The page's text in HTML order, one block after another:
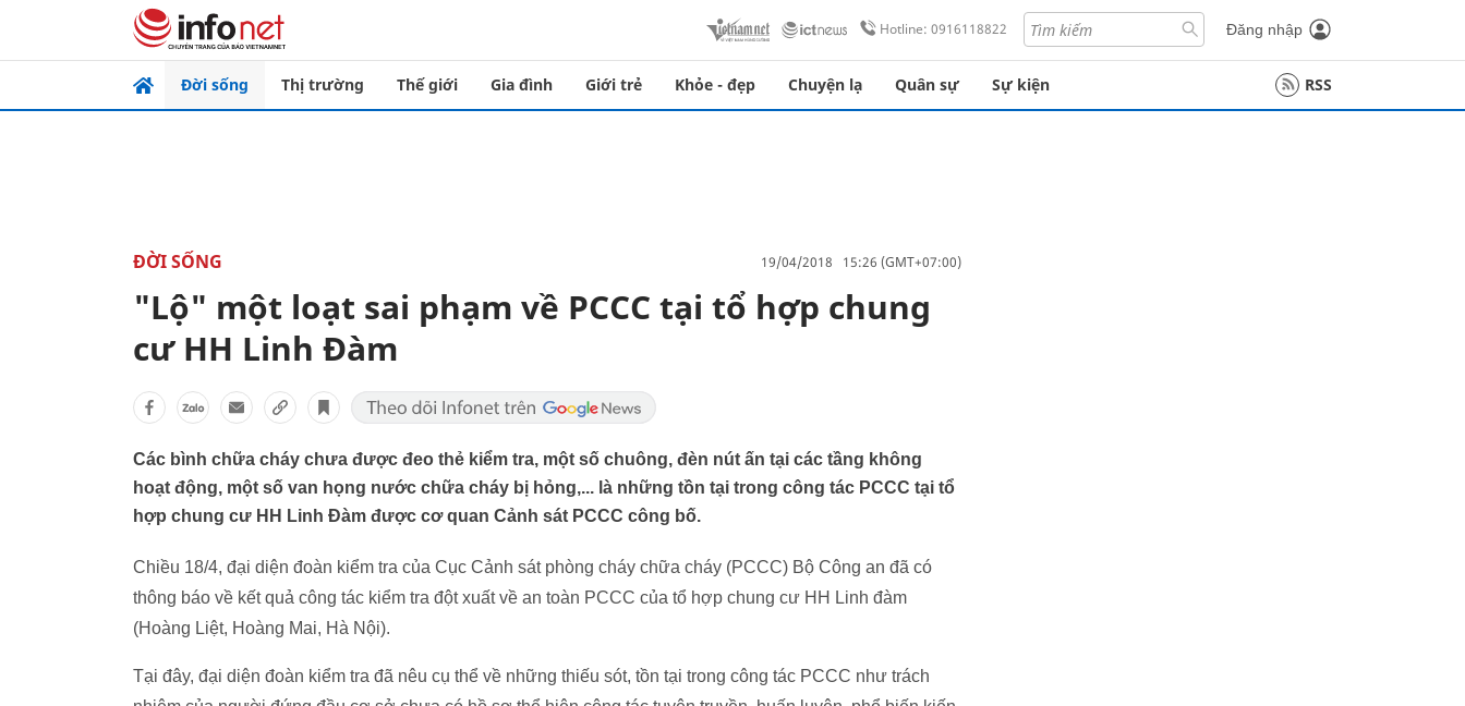
Hotline: 0916118822 Đăng nhập
Đời sống Thị trường Thế giới Gia đình Giới trẻ Khỏe - đẹp Chuyện lạ Quân sự Sự kiện RSS
ĐỜI SỐNG 19/04/2018 15:26 (GMT+07:00)
"Lộ" một loạt sai phạm về PCCC tại tổ hợp chung
cư HH Linh Đàm
Các bình chữa cháy chưa được đeo thẻ kiểm tra, một số chuông, đèn nút ấn tại các tầng không
hoạt động, một số van họng nước chữa cháy bị hỏng,... là những tồn tại trong công tác PCCC tại tổ
hợp chung cư HH Linh Đàm được cơ quan Cảnh sát PCCC công bố.
Chiều 18/4, đại diện đoàn kiểm tra của Cục Cảnh sát phòng cháy chữa cháy (PCCC) Bộ Công an đã có
thông báo về kết quả công tác kiểm tra đột xuất về an toàn PCCC của tổ hợp chung cư HH Linh đàm
(Hoàng Liệt, Hoàng Mai, Hà Nội).
Tại đây, đại diện đoàn kiểm tra đã nêu cụ thể về những thiếu sót, tồn tại trong công tác PCCC như trách